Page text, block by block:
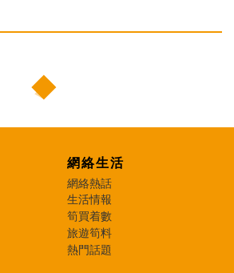
網絡生活
網絡熱話
生活情報
筍買着數
旅遊筍料
熱門話題